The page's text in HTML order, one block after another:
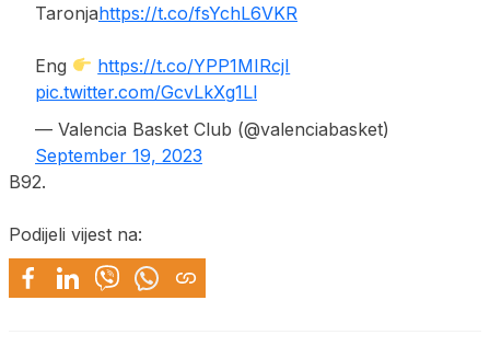
Taronjahttps://t.co/fsYchL6VKR
Eng
https://t.co/YPP1MIRcjI
pic.twitter.com/GcvLkXg1Ll
— Valencia Basket Club (@valenciabasket)
September 19, 2023
B92.
Podijeli vijest na: